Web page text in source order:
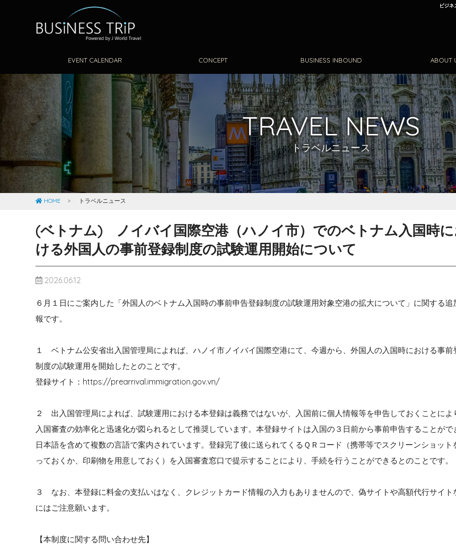
ビジネ
EVENT CALENDAR CONCEPT BUSINESS INBOUND ABOUT
TRAVEL NEWS
トラベルニュース
HOME トラベルニュース
(ベトナム) ノイバイ国際空港（ハノイ市）でのベトナム入国時
ける外国人の事前登録制度の試験運用開始について
2026.06.12
６月１日にご案内した「外国人のベトナム入国時の事前申告登録制度の試験運用対象空港の拡大について」に関する追
報です。
１ ベトナム公安省出入国管理局によれば、ハノイ市ノイバイ国際空港にて、今週から、外国人の入国時における事前
制度の試験運用を開始したとのことです。
登録サイト：https://prearrival.immigration.gov.vn/
２ 出入国管理局によれば、試験運用における本登録は義務ではないが、入国前に個人情報等を申告しておくことによ
入国審査の効率化と迅速化が図られるとして推奨しています。本登録サイトは入国の３日前から事前申告することがで
日本語を含めて複数の言語で案内されています。登録完了後に送られてくるＱＲコード（携帯等でスクリーンショット
っておくか、印刷物を用意しておく）を入国審査窓口で提示することにより、手続を行うことができるとのことです。
３ なお、本登録に料金の支払いはなく、クレジットカード情報の入力もありませんので、偽サイトや高額代行サイト
にはご注意願います。
【本制度に関する問い合わせ先】